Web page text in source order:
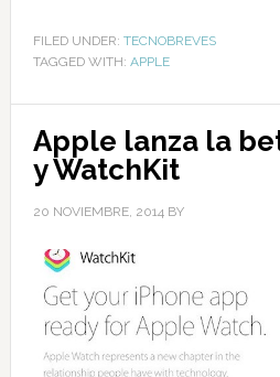
FILED UNDER: TECNOBREVES
TAGGED WITH: APPLE
Apple lanza la
y WatchKit
20 NOVIEMBRE, 2014 BY